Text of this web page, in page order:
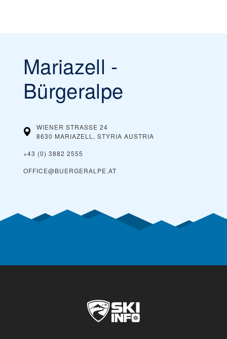
Mariazell -
Bürgeralpe
WIENER STRASSE 24
8630 MARIAZELL, STYRIA AUSTRIA
+43 (0) 3882 2555
OFFICE@BUERGERALPE.AT